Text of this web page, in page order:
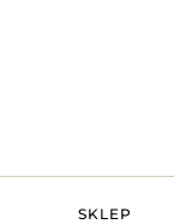
SKLEP